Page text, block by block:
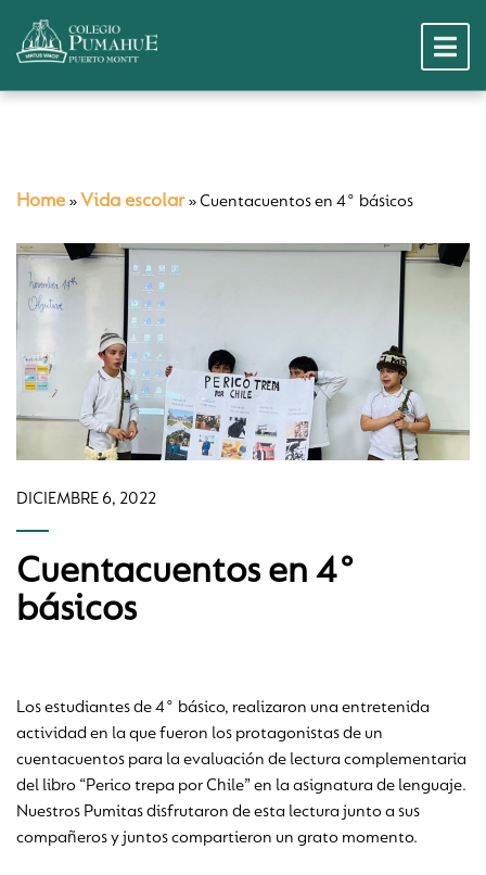
Home » Vida escolar» Cuentacuentos en 4° básicos
DICIEMBRE 6, 2022
Cuentacuentos en 4°
básicos
Los estudiantes de 4° básico, realizaron una entretenida
actividad en la que fueron los protagonistas de un
cuentacuentos para la evaluación de lectura complementaria
del libro “Perico trepa por Chile” en la asignatura de lenguaje.
Nuestros Pumitas disfrutaron de esta lectura junto a sus
compañeros y juntos compartieron un grato momento.